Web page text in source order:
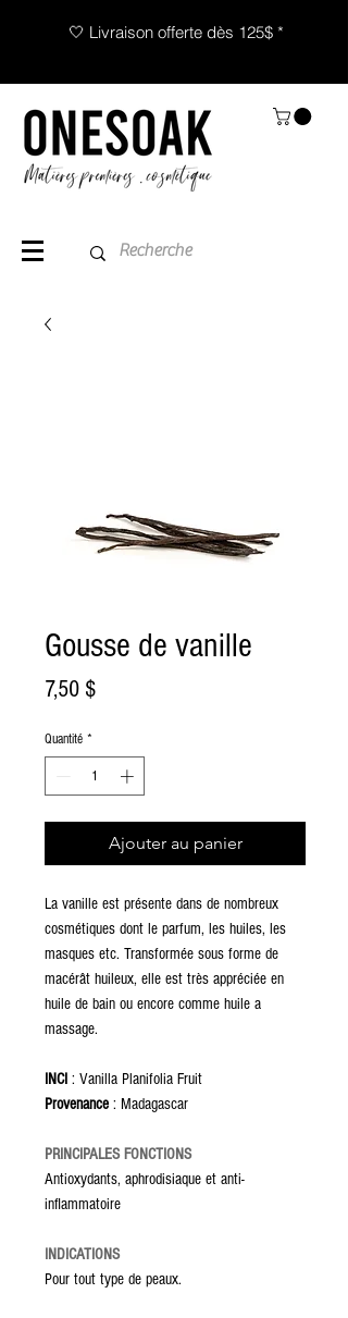
🤍 Livraison offerte dès 125$ *
Gousse de vanille
7,50 $Prix
Quantité *
Ajouter au panier
La vanille est présente dans de nombreux
cosmétiques dont le parfum, les huiles, les
masques etc. Transformée sous forme de
macérât huileux, elle est très appréciée en
huile de bain ou encore comme huile a
massage.
INCI : Vanilla Planifolia Fruit
Provenance : Madagascar
PRINCIPALES FONCTIONS
Antioxydants, aphrodisiaque et anti-
inflammatoire
INDICATIONS
Pour tout type de peaux.